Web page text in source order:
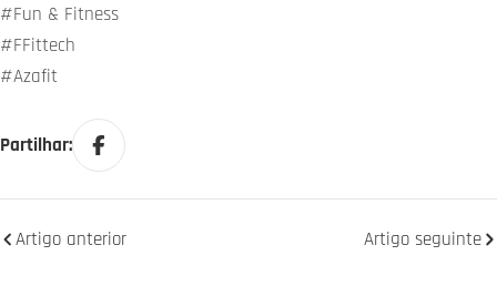
#Fun & Fitness
#FFittech
#Azafit
Partilhar:
Artigo anterior Artigo seguinte